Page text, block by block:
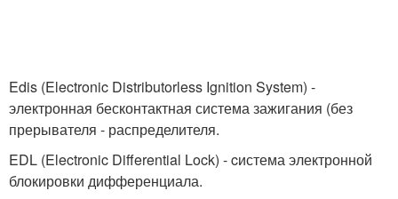
Edis (Electronic Distributorless Ignition System) -
электронная бесконтактная система зажигания (без
прерывателя - распределителя.
EDL (Electronic Differential Lock) - cистема электронной
блокировки дифференциала.